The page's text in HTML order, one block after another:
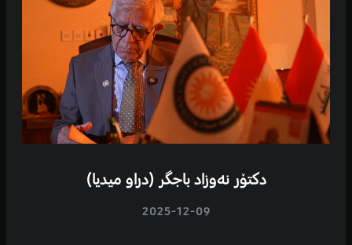
دکتۆر نەوزاد باجگر (دراو میدیا)
2025-12-09